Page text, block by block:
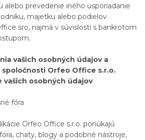
alebo prevedenie iného usporiadanie
majetku alebo podielov
sro, najmä v súvislosti s bankrotom
vašich osobných údajov a
Orfeo Office s.r.o.
vašich osobných údajov
fóra
Orfeo Office s.r.o. ponúkajú
chaty, blogy a podobné nástroje,